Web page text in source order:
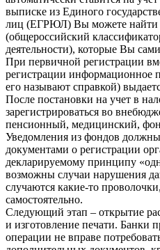
выписке из Единого
лиц (ЕГРЮЛ) Вы можете
(общероссийский
деятельности), которые Вы
При первичной регистрации
регистрации информационное
его называют справкой)
После постановки на учет в
зарегистрироваться во
пенсионный, медицинский,
Уведомления из фондов
документами о регистрации
декларируемому принципу
возможны случаи нарушения
случаются какие-то
самостоятельно.
Следующий этап – открытие
и изготовление печати. Банки
операции не вправе